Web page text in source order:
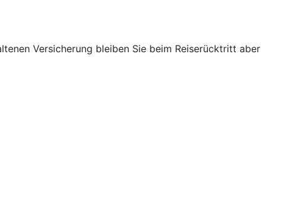
Versicherung bleiben Sie beim Reiserücktritt aber